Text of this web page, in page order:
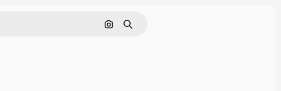
Pesquisar por imagem
Buscar